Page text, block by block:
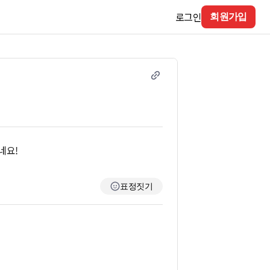
로그인 회원가입
요!
표정짓기